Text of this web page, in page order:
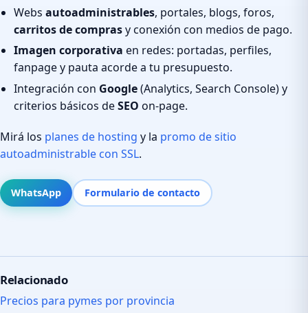
Webs autoadministrables, portales, blogs, foros,
carritos de comprasy conexión con medios de pago.
Imagen corporativa en redes: portadas, perfiles,
fanpage y pauta acorde a tu presupuesto.
Integración con Google(Analytics, Search Console) y
criterios básicos deSEO on-page.
Mirá los planes de hosting y la promo de sitio
autoadministrable con SSL.
WhatsApp Formulario de contacto
Relacionado
Precios para pymes por provincia